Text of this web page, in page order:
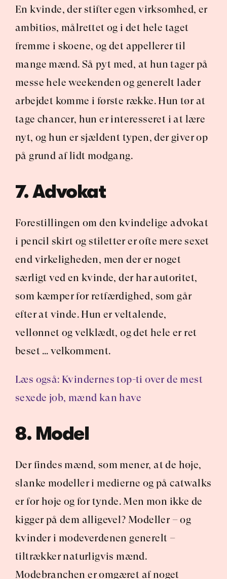
En kvinde, der stifter egen virksomhed, er
ambitiøs, målrettet og i det hele taget
fremme i skoene, og det appellerer til
mange mænd. Så pyt med, at hun tager på
messe hele weekenden og generelt lader
arbejdet komme i første række. Hun tør at
tage chancer, hun er interesseret i at lære
nyt, og hun er sjældent typen, der giver op
på grund af lidt modgang.
7. Advokat
Forestillingen om den kvindelige advokat
i pencil skirt og stiletter er ofte mere sexet
end virkeligheden, men der er noget
særligt ved en kvinde, der har autoritet,
som kæmper for retfærdighed, som går
efter at vinde. Hun er veltalende,
vellønnet og velklædt, og det hele er ret
beset … velkomment.
Læs også: Kvindernes top-ti over de mest
sexede job, mænd kan have
8. Model
Der findes mænd, som mener, at de høje,
slanke modeller i medierne og på catwalks
er for høje og for tynde. Men mon ikke de
kigger på dem alligevel? Modeller – og
kvinder i modeverdenen generelt –
tiltrækker naturligvis mænd.
Modebranchen er omgæret af noget